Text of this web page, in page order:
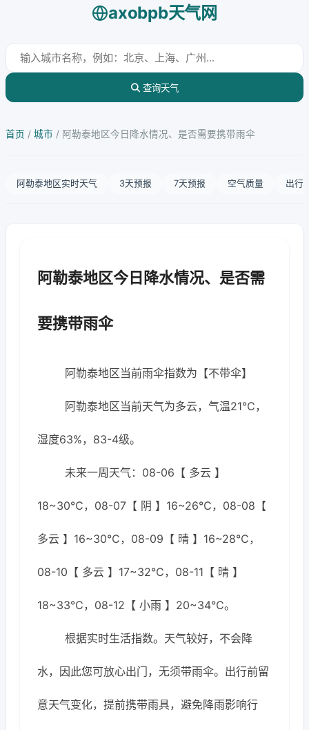
axobpb天气网
查询天气
首页 / 城市 / 阿勒泰地区今日降水情况、是否需要携带雨伞
阿勒泰地区实时天气 3天预报 7天预报 空气质量 出行
阿勒泰地区今日降水情况、是否需
要携带雨伞
阿勒泰地区当前雨伞指数为【不带伞】
阿勒泰地区当前天气为多云，气温21℃，
湿度63%，83-4级。
未来一周天气：08-06【 多云 】
18~30℃，08-07【 阴 】16~26℃，08-08【
多云 】16~30℃，08-09【 晴 】16~28℃，
08-10【 多云 】17~32℃，08-11【 晴 】
18~33℃，08-12【 小雨 】20~34℃。
根据实时生活指数。天气较好，不会降
水，因此您可放心出门，无须带雨伞。出行前留
意天气变化，提前携带雨具，避免降雨影响行